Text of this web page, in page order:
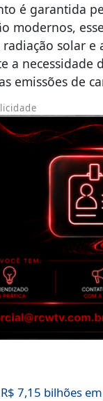
é garantida
modernos,
solar e
a necessidade
emissões de
7,15 bilhões